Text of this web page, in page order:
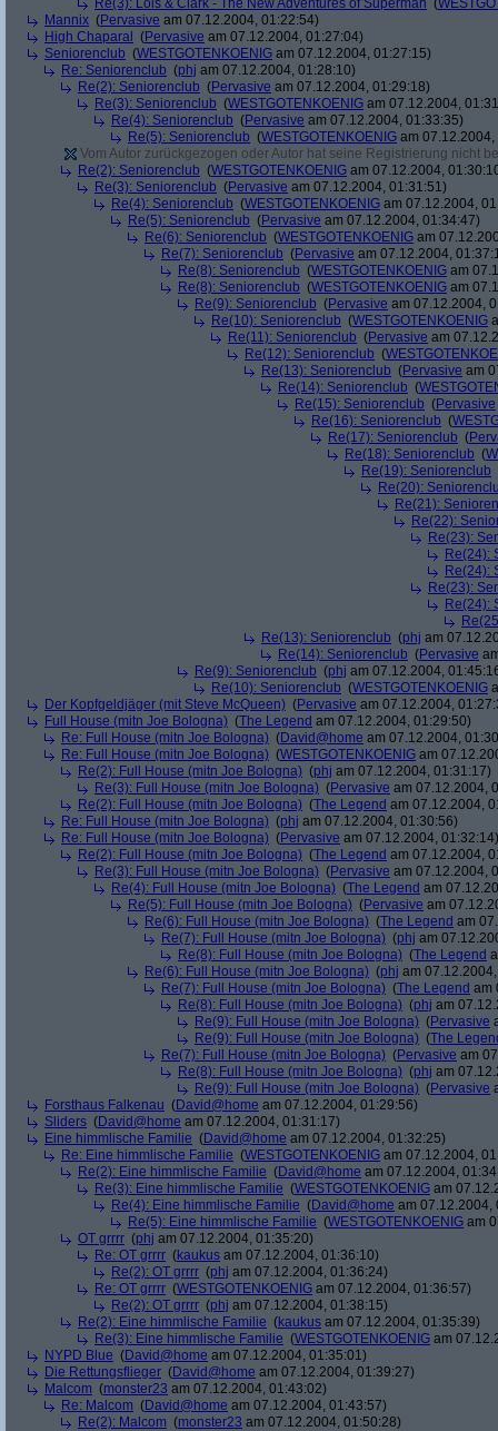
Re(3): Lois & Clark - The New Adventures of Superman (
Mannix (Pervasive am 07.12.2004, 01:22:54)
High Chaparal
(Pervasive am 07.12.2004, 01:27:04)
Seniorenclub (WESTGOTENKOENIG am 07.12.2004, 01:27:15)
Re: Seniorenclub (phj am 07.12.2004, 01:28:10)
Re(2): Seniorenclub (Pervasive am 07.12.2004, 01:29:18)
Re(3): Seniorenclub (WESTGOTENKOENIG am 07.12.2004,
Re(4): Seniorenclub (Pervasive am 07.12.2004, 01:33:35)
Re(5): Seniorenclub (WESTGOTENKOENIG am
Vom Autor zurückgezogen oder Autor hat seine Registrierung nicht
Re(2): Seniorenclub (WESTGOTENKOENIG am 07.12.2004,
Re(3): Seniorenclub (Pervasive am 07.12.2004, 01:31:51)
Re(4): Seniorenclub (WESTGOTENKOENIG am 07.12.2004,
Re(5): Seniorenclub (Pervasive am 07.12.2004, 01:34:47)
Re(6): Seniorenclub (WESTGOTENKOENIG am
Re(7): Seniorenclub (Pervasive am 07.12.2004,
Re(8): Seniorenclub (WESTGOTENKOENIG am
Re(8): Seniorenclub (WESTGOTENKOENIG am
Re(9): Seniorenclub (Pervasive am 07.12.2004,
Re(10): Seniorenclub (WESTGOTENKOENIG
Re(11): Seniorenclub (Pervasive am
Re(12): Seniorenclub (
Re(13): Seniorenclub (Pervasive am
Re(14): Seniorenclub (
Re(15): Seniorenclub (Pervasive
Re(16): Seniorenclub (
Re(17): Seniorenclub (
Re(18): Seniorenclub (
Re(19): Seniorenclub
Re(20):
Re(21):
Re(22):
Re(23):
Re(24):
Re(24):
Re(23):
Re(24):
Re(13): Seniorenclub (phj am
Re(14): Seniorenclub (Pervasive
Re(9): Seniorenclub (phj am 07.12.2004,
Re(10): Seniorenclub (WESTGOTENKOENIG
Der Kopfgeldjäger (mit Steve McQueen) (Pervasive am 07.12.2004,
Full House (mitn Joe Bologna) (The Legend am 07.12.2004, 01:29:50)
Re: Full House (mitn Joe Bologna) (David@home am 07.12.2004,
Re: Full House (mitn Joe Bologna) (WESTGOTENKOENIG am
Re(2): Full House (mitn Joe Bologna) (phj am 07.12.2004, 01:31:17)
Re(3): Full House (mitn Joe Bologna) (Pervasive am 07.12.2004,
Re(2): Full House (mitn Joe Bologna) (The Legend am 07.12.2004,
Re: Full House (mitn Joe Bologna) (phj am 07.12.2004, 01:30:56)
Re: Full House (mitn Joe Bologna) (Pervasive am 07.12.2004, 01:32:14)
Re(2): Full House (mitn Joe Bologna) (The Legend am 07.12.2004,
Re(3): Full House (mitn Joe Bologna) (Pervasive am 07.12.2004,
Re(4): Full House (mitn Joe Bologna) (The Legend am
Re(5): Full House (mitn Joe Bologna) (Pervasive am
Re(6): Full House (mitn Joe Bologna) (The Legend am
Re(7): Full House (mitn Joe Bologna) (phj am
Re(8): Full House (mitn Joe Bologna) (The Legend
Re(6): Full House (mitn Joe Bologna) (phj am
Re(7): Full House (mitn Joe Bologna) (The Legend am
Re(8): Full House (mitn Joe Bologna) (phj am
Re(9): Full House (mitn Joe Bologna) (Pervasive
Re(9): Full House (mitn Joe Bologna) (The
Re(7): Full House (mitn Joe Bologna) (Pervasive am
Re(8): Full House (mitn Joe Bologna) (phj am
Re(9): Full House (mitn Joe Bologna) (Pervasive
Forsthaus Falkenau (David@home am 07.12.2004, 01:29:56)
Sliders (David@home am 07.12.2004, 01:31:17)
Eine himmlische Familie (David@home am 07.12.2004, 01:32:25)
Re: Eine himmlische Familie (WESTGOTENKOENIG am 07.12.2004,
Re(2): Eine himmlische Familie (David@home am 07.12.2004,
Re(3): Eine himmlische Familie (WESTGOTENKOENIG am
Re(4): Eine himmlische Familie (David@home am 07.12.2004,
Re(5): Eine himmlische Familie (WESTGOTENKOENIG am
OT grrrr (phj am 07.12.2004, 01:35:20)
Re: OT grrrr (kaukus am 07.12.2004, 01:36:10)
Re(2): OT grrrr (phj am 07.12.2004, 01:36:24)
Re: OT grrrr (WESTGOTENKOENIG am 07.12.2004, 01:36:57)
Re(2): OT grrrr (phj am 07.12.2004, 01:38:15)
Re(2): Eine himmlische Familie (kaukus am 07.12.2004, 01:35:39)
Re(3): Eine himmlische Familie (WESTGOTENKOENIG am
NYPD Blue (David@home am 07.12.2004, 01:35:01)
Die Rettungsflieger (David@home am 07.12.2004, 01:39:27)
Malcom (monster23 am 07.12.2004, 01:43:02)
Re: Malcom (David@home am 07.12.2004, 01:43:57)
Re(2): Malcom (monster23 am 07.12.2004, 01:50:28)